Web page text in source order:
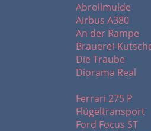
Abrollmulde
Airbus A380
An der Rampe
Brauerei-
Die Traube
Diorama Real
Ferrari 275 P
Flügeltransport
Ford Focus ST